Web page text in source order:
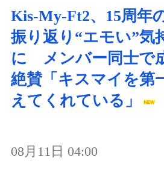
Kis-My-Ft2、15周年
振り返り“エモい”気
に メンバー同士で
絶賛「キスマイを第
えてくれている」
08月11日 04:00